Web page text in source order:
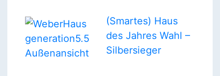
(Smartes) Haus
des Jahres Wahl –
Silbersieger